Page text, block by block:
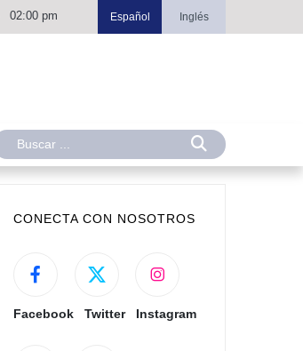
02:00 pm Español Inglés
CONECTA CON NOSOTROS
Facebook Twitter Instagram